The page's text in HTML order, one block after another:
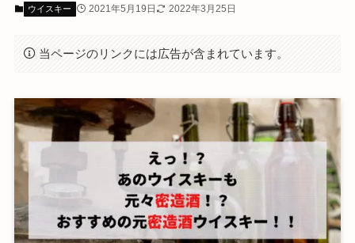
ウイスキー 2021年5月19日 2022年3月25日
当ページのリンクには広告が含まれています。